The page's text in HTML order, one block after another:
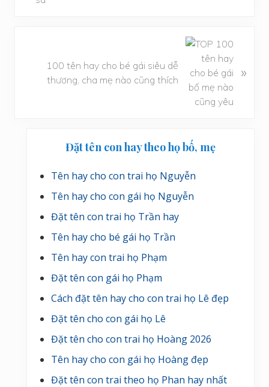
100 tên hay cho bé gái siêu dễ
thương, cha mẹ nào cũng thích
»
SidebarĐặt tên con hay theo họ bố, mẹ
Tên hay cho con trai họ Nguyễn
Tên hay cho con gái họ Nguyễn
Đặt tên con trai họ Trần hay
Tên hay cho bé gái họ Trần
Tên hay con trai họ Phạm
Đặt tên con gái họ Phạm
Cách đặt tên hay cho con trai họ Lê đẹp
Đặt tên cho con gái họ Lê
Đặt tên cho con trai họ Hoàng 2026
Tên hay cho con gái họ Hoàng đẹp
Đặt tên con trai theo họ Phan hay nhất